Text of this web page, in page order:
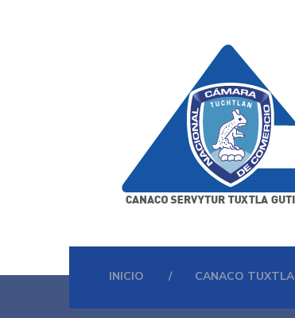
INICIO CANACO TUXTLA